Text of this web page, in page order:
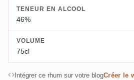
TENEUR EN ALCOOL
46%
VOLUME
75cl
Intégrer ce rhum sur votre blogCréer le